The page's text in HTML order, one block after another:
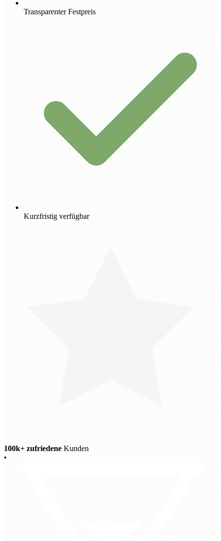
Transparenter Festpreis
Kurzfristig verfügbar
100k+ zufriedene Kunden
•